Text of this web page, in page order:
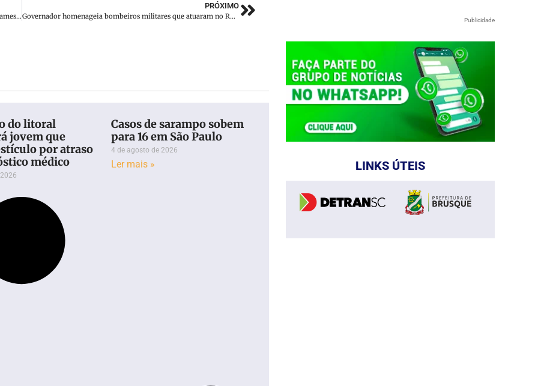
Prefeitura de Brusque prevê tirar 14 mil pessoas da fila de exames e consultas
PRÓXIMO
Governador homenageia bombeiros militares que atuaram no RS e entrega equipamentos e medalhas
do litoral
jovem que
por atraso
médico
Casos de sarampo sobem
para 16 em São Paulo
4 de agosto de 2026
Ler mais »
Publicidade
LINKS ÚTEIS